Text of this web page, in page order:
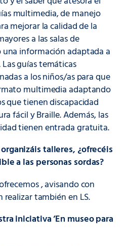
multimedia, de manejo
mejorar la calidad de la
a las salas de
información adaptada a
guías temáticas
a los niños/as para que
multimedia adaptando
que tienen discapacidad
fácil y Braille. Además, las
tienen entrada gratuita.
talleres, ¿ofrecéis
a las personas sordas?
, avisando con
realizar también en LS.
iniciativa ‘En museo para